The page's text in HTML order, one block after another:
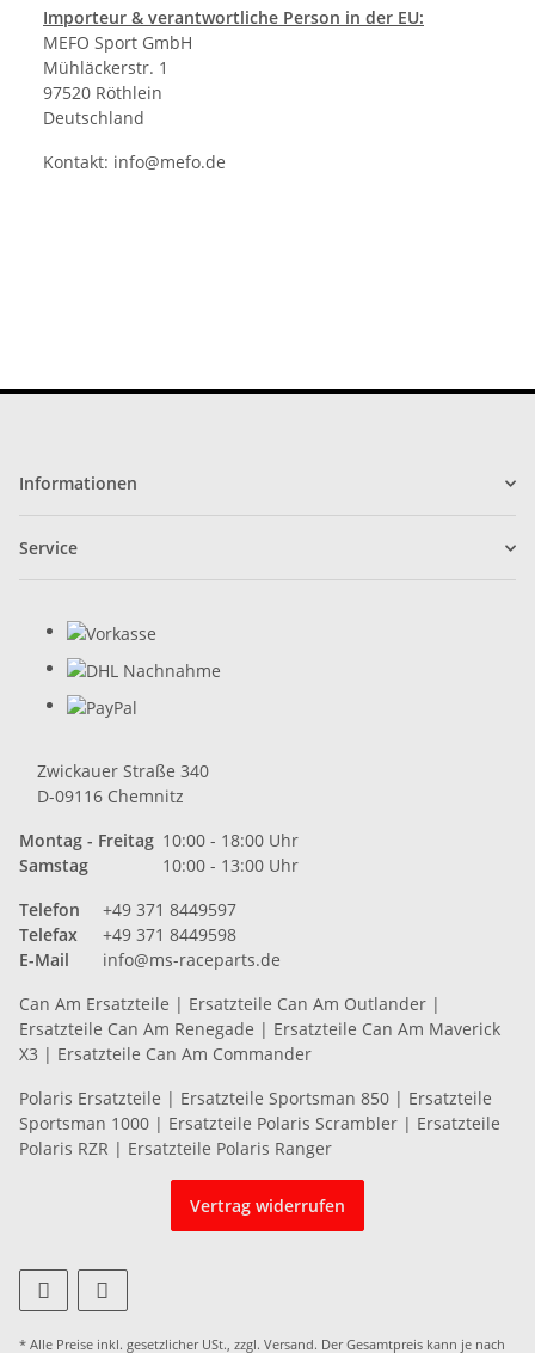
Importeur & verantwortliche Person in der EU:
MEFO Sport GmbH
Mühläckerstr. 1
97520 Röthlein
Deutschland
Kontakt: info@mefo.de
Informationen
Service
Zwickauer Straße 340
D-09116 Chemnitz
Montag - Freitag 10:00 - 18:00 Uhr
Samstag
10:00 - 13:00 Uhr
Telefon
+49 371 8449597
Telefax
+49 371 8449598
E-Mail
info@ms-raceparts.de
Can Am Ersatzteile | Ersatzteile Can Am Outlander |
Ersatzteile Can Am Renegade | Ersatzteile Can Am Maverick
X3 | Ersatzteile Can Am Commander
Polaris Ersatzteile | Ersatzteile Sportsman 850 | Ersatzteile
Sportsman 1000 | Ersatzteile Polaris Scrambler | Ersatzteile
Polaris RZR | Ersatzteile Polaris Ranger
Vertrag widerrufen
* Alle Preise inkl. gesetzlicher USt., zzgl. Versand. Der Gesamtpreis kann je nach